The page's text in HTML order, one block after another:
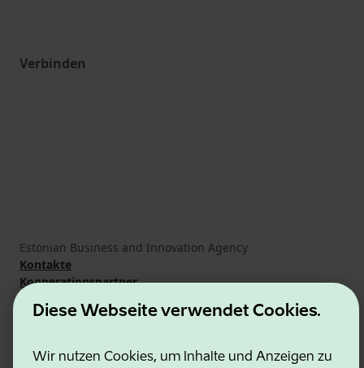
Diese Webseite verwendet Cookies.
Wir nutzen Cookies, um Inhalte und Anzeigen zu
Verbinden
Estonian Business and Innovation Agency
Kontakte
Kooperationspartner
Cookie- und Datenschutzrichtlinie